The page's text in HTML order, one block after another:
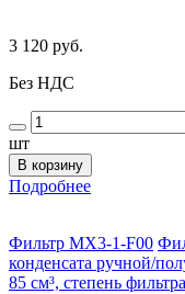
3 120 руб.
Без НДС
шт
В корзину
Подробнее
Фильтр MX3-1-F00
конденсата ручной/
85 см³, степень